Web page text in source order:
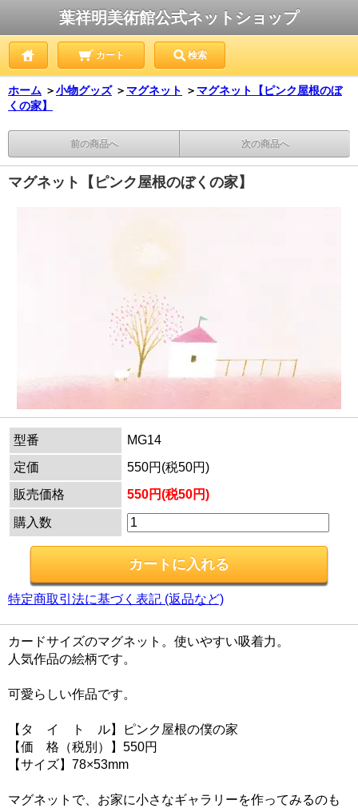
葉祥明美術館公式ネットショップ
カート 検索
ホーム ＞小物グッズ ＞ マグネット ＞ マグネット【ピンク屋根のぼ
くの家】
前の商品へ 次の商品へ
マグネット【ピンク屋根のぼくの家】
型番
MG14
定価
550円(税50円)
販売価格
550円(税50円)
購入数
特定商取引法に基づく表記 (返品など)
カードサイズのマグネット。使いやすい吸着力。
人気作品の絵柄です。
可愛らしい作品です。
【タ イ ト ル】ピンク屋根の僕の家
【価 格（税別）】550円
【サイズ】78×53mm
マグネットで、お家に小さなギャラリーを作ってみるのも